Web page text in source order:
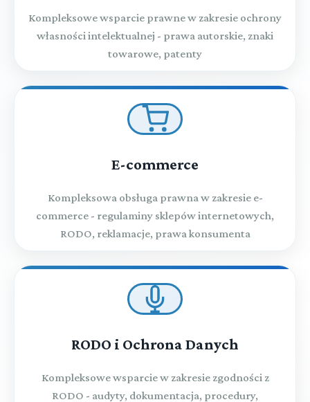
Kompleksowe wsparcie prawne w zakresie ochrony
własności intelektualnej - prawa autorskie, znaki
towarowe, patenty
E-commerce
Kompleksowa obsługa prawna w zakresie e-
commerce - regulaminy sklepów internetowych,
RODO, reklamacje, prawa konsumenta
RODO i Ochrona Danych
Kompleksowe wsparcie w zakresie zgodności z
RODO - audyty, dokumentacja, procedury,